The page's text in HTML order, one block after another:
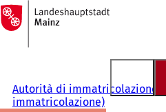
Vai al contenuto
Alla
pagina
iniziale
Autorità di immatricolazione
immatricolazione)